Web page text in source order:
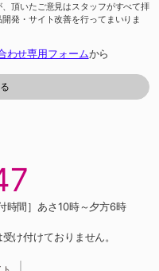
頂いたご意見はスタッフがすべて拝
発・サイト改善を行ってまいりま
わせ専用フォームから
時間］あさ10時～夕方6時
け付けておりません。